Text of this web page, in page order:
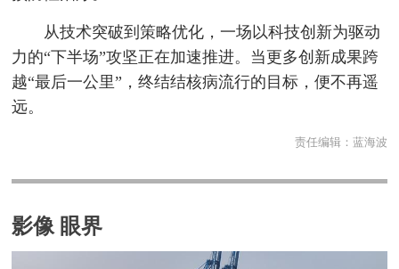
从技术突破到策略优化，一场以科技创新为驱动
力的“下半场”攻坚正在加速推进。当更多创新成果跨
越“最后一公里”，终结结核病流行的目标，便不再遥
远。
责任编辑： 蓝海波
影像 眼界